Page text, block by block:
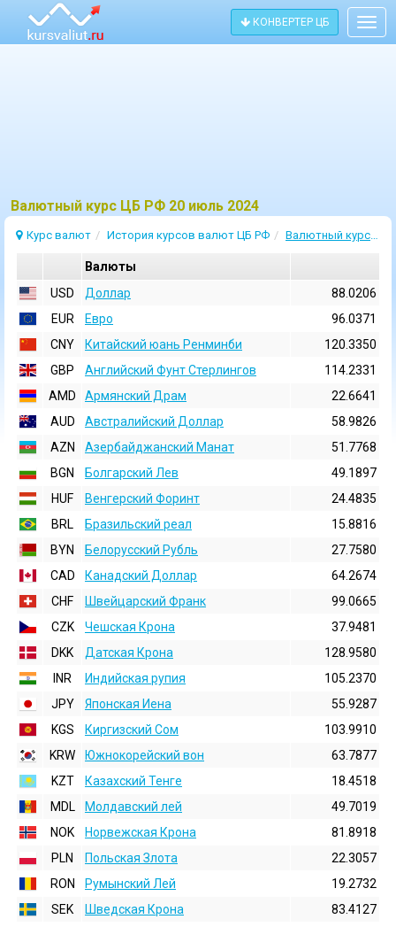
КОНВЕРТЕР ЦБ
Bалютный курс ЦБ РФ 20 июль 2024
Курс валют История курсов валют ЦБ РФ Валютный курс 20 Июль 2024
Валюты
USD
Доллар
88.0206
EUR
Евро
96.0371
CNY
Китайский юань Ренминби
120.3350
GBP
Английский Фунт Стерлингов
114.2331
AMD
Армянский Драм
22.6641
AUD
Австралийский Доллар
58.9826
AZN
Азербайджанский Манат
51.7768
BGN
Болгарский Лев
49.1897
HUF
Венгерский Форинт
24.4835
BRL
Бразильский реал
15.8816
BYN
Белорусский Рубль
27.7580
CAD
Канадский Доллар
64.2674
CHF
Швейцарский Франк
99.0665
CZK
Чешская Крона
37.9481
DKK
Датская Крона
128.9580
INR
Индийская pупия
105.2370
JPY
Японская Иена
55.9287
KGS
Киргизский Сом
103.9910
KRW
Южнокорейский вон
63.7877
KZT
Казахский Тенге
18.4518
MDL
Молдавский лей
49.7019
NOK
Норвежская Крона
81.8918
PLN
Польская Злота
22.3057
RON
Румынский Лей
19.2732
SEK
Шведская Крона
83.4127